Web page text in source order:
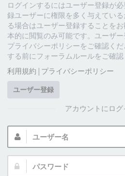
ログインするにはユーザー登録が
録ユーザーに権限を多く与えてい
る場合はユーザー登録することを
本的に閲覧のみ可能です。ユーザ
プライバシーポリシーをご確認く
する前にフォーラムルールをご確認
利用規約 | プライバシーポリシー
ユーザー登録
アカウントにログ
ユ
ザ
名: